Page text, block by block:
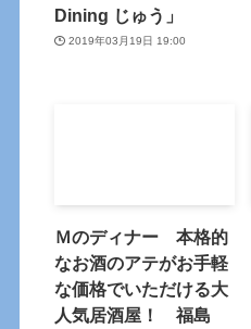
Dining じゅう」
2019年03月19日 19:00
Ｍのディナー 本格的
なお酒のアテがお手軽
な価格でいただける大
人気居酒屋！ 福島